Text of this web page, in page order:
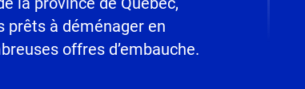
prêts à déménager en
offres d’embauche.